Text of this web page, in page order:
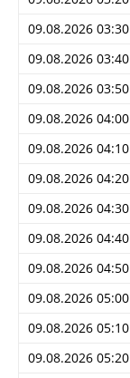
09.08.2026 03:30
09.08.2026 03:40
09.08.2026 03:50
09.08.2026 04:00
09.08.2026 04:10
09.08.2026 04:20
09.08.2026 04:30
09.08.2026 04:40
09.08.2026 04:50
09.08.2026 05:00
09.08.2026 05:10
09.08.2026 05:20